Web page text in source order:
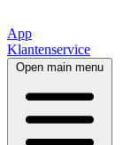
App
Klantenservice
Open main menu